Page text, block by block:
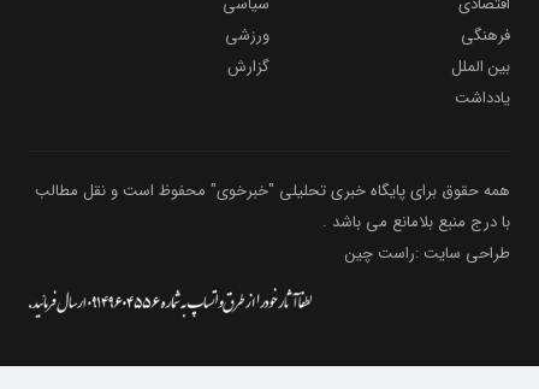
فرهنگی
ورزشی
بین الملل
گزارش
یادداشت
همه حقوق برای پایگاه خبری تحلیلی "خبرخوی" محفوظ است و نقل مطالب
با درج منبع بلامانع می باشد .
طراحی سایت :راست چین